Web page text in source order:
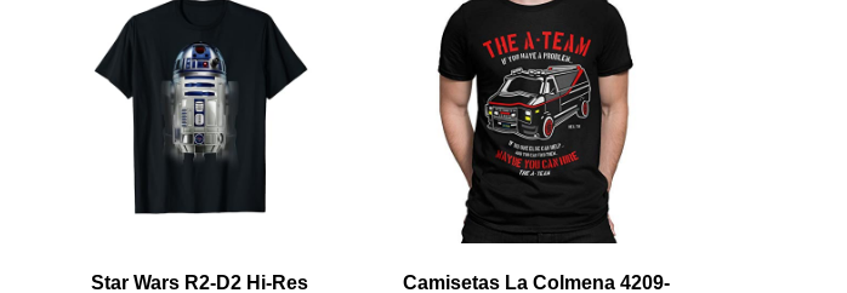
Star Wars R2-D2 Hi-Res
Camisetas La Colmena 4209-